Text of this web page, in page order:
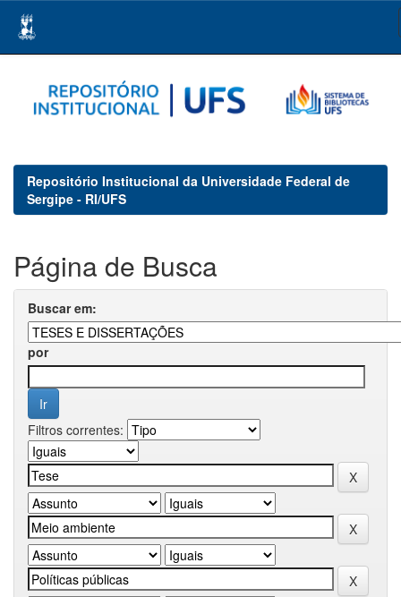
navigation
Repositório Institucional da Universidade Federal de
Sergipe - RI/UFS
Página de Busca
Buscar em:
por
Filtros correntes: